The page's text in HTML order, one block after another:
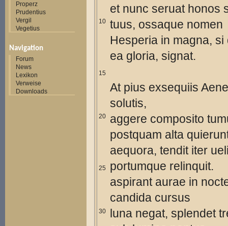
Properz
Prudentius
Vergil
Vegetius
Navigation
Forum
News
Lexikon
Verweise
Downloads
10
15
20
25
30
et nunc seruat honos
tuus, ossaque nomen
Hesperia in magna, si
ea gloria, signat.
At pius exsequiis
solutis,
aggere composito
postquam alta
aequora, tendit iter
portumque relinquit.
aspirant aurae in
candida cursus
luna negat, splendet